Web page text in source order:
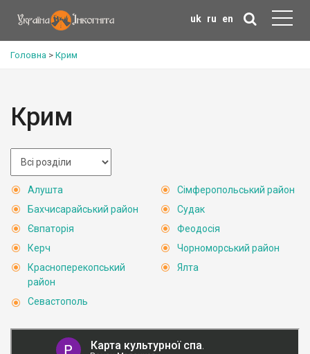
uk ru en
Головна > Крим
Крим
Алушта
Бахчисарайський район
Євпаторія
Керч
Красноперекопський
район
Севастополь
Сімферопольський район
Судак
Феодосія
Чорноморський район
Ялта